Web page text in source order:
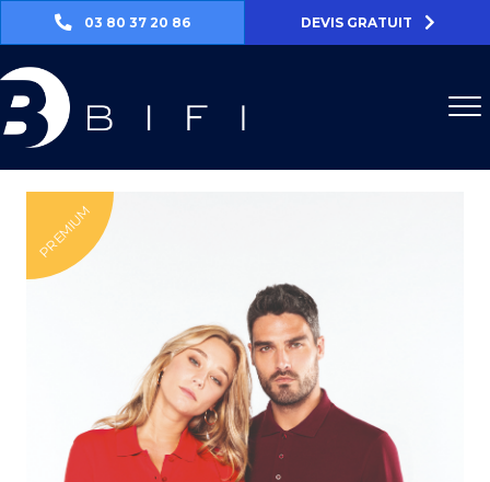
03 80 37 20 86 DEVIS GRATUIT
PREMIUM